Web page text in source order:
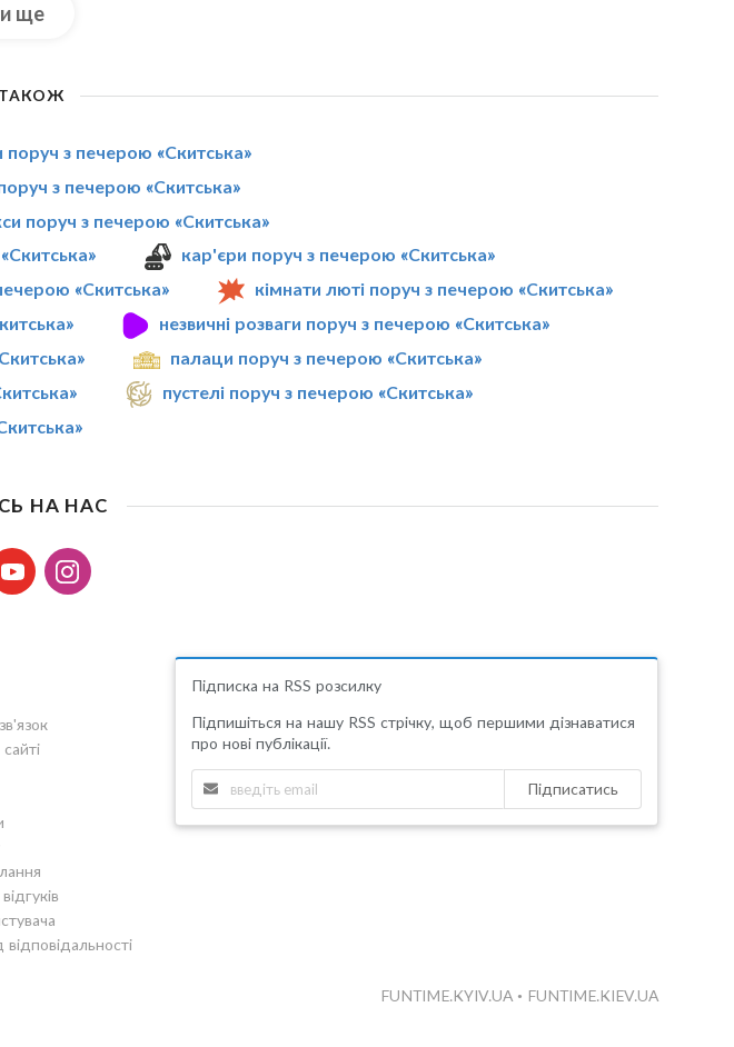
ще
ТАКОЖ
з печерою «Скитська»
з печерою «Скитська»
поруч з печерою «Скитська»
кар'єри поруч з печерою «Скитська»
«Скитська»
кімнати люті поруч з печерою «Скитська»
незвичні розваги поруч з печерою «Скитська»
палаци поруч з печерою «Скитська»
пустелі поруч з печерою «Скитська»
НА НАС
відповідальності
Підписка на RSS розсилку
Підпишіться на нашу RSS стрічку, щоб першими дізнаватися
про нові публікації.
Підписатись
FUNTIME.KYIV.UA • FUNTIME.KIEV.UA